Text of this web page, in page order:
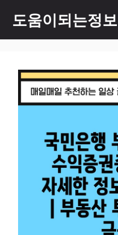
츠
도움이되는정보